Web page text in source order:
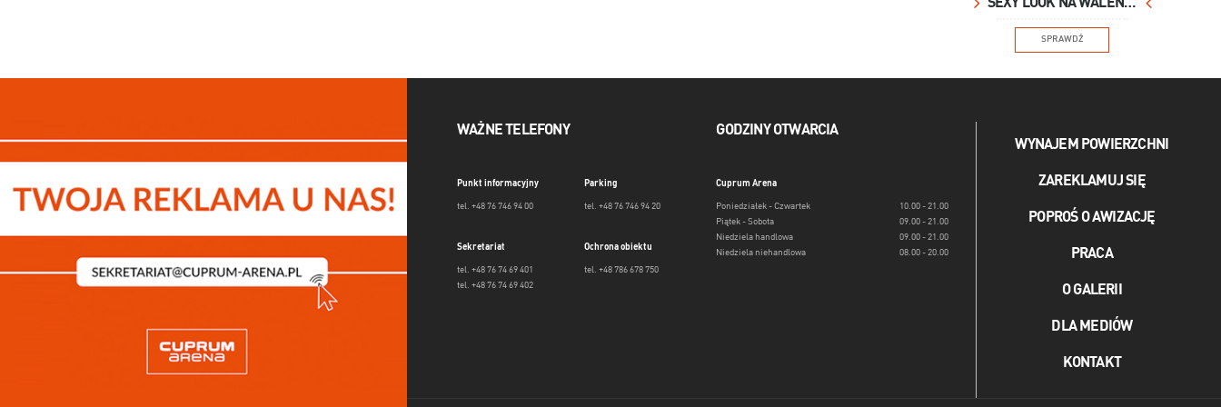
SEXY LOOK NA WALENTYNKI
SPRAWDŹ
WAŻNE TELEFONY
Punkt informacyjny
tel. +48 76 746 94 00
Parking
tel. +48 76 746 94 20
Sekretariat
tel. +48 76 74 69 401
tel. +48 76 74 69 402
Ochrona obiektu
tel. +48 786 678 750
GODZINY OTWARCIA
Cuprum Arena
Poniedziałek - Czwartek
10.00 - 21.00
Piątek - Sobota
09.00 - 21.00
Niedziela handlowa
09.00 - 21.00
Niedziela niehandlowa
08.00 - 20.00
WYNAJEM POWIERZCHNI
ZAREKLAMUJ SIĘ
POPROŚ O AWIZACJĘ
PRACA
O GALERII
DLA MEDIÓW
KONTAKT